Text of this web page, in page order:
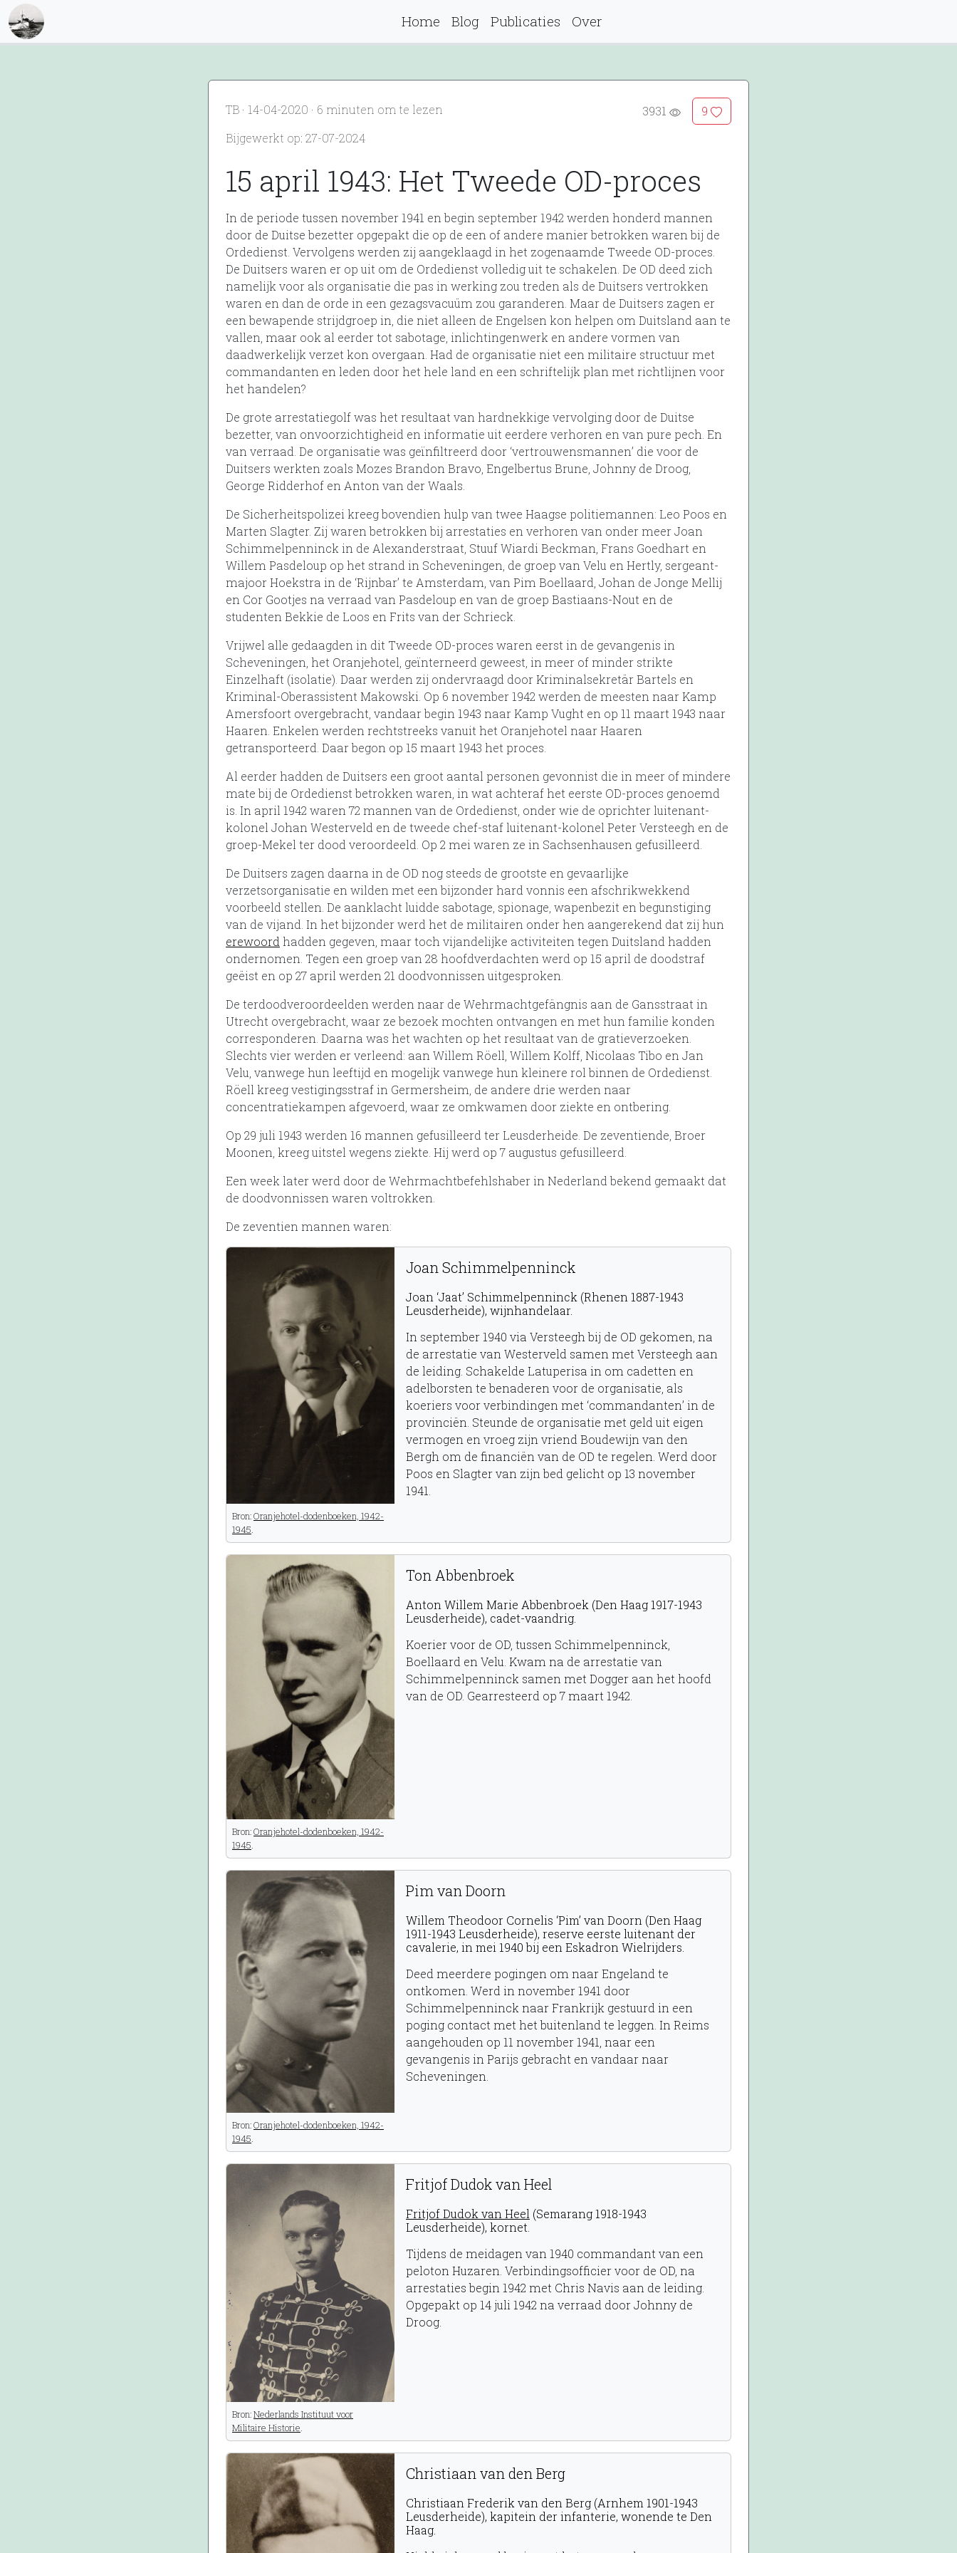
Home Blog Publicaties Over
TB · 14-04-2020 · 6 minuten om te lezen
Bijgewerkt op: 27-07-2024
3931 9
15 april 1943: Het Tweede OD-proces
In de periode tussen november 1941 en begin september 1942 werden honderd mannen
door de Duitse bezetter opgepakt die op de een of andere manier betrokken waren bij de
Ordedienst. Vervolgens werden zij aangeklaagd in het zogenaamde Tweede OD-proces.
De Duitsers waren er op uit om de Ordedienst volledig uit te schakelen. De OD deed zich
namelijk voor als organisatie die pas in werking zou treden als de Duitsers vertrokken
waren en dan de orde in een gezagsvacuüm zou garanderen. Maar de Duitsers zagen er
een bewapende strijdgroep in, die niet alleen de Engelsen kon helpen om Duitsland aan te
vallen, maar ook al eerder tot sabotage, inlichtingenwerk en andere vormen van
daadwerkelijk verzet kon overgaan. Had de organisatie niet een militaire structuur met
commandanten en leden door het hele land en een schriftelijk plan met richtlijnen voor
het handelen?
De grote arrestatiegolf was het resultaat van hardnekkige vervolging door de Duitse
bezetter, van onvoorzichtigheid en informatie uit eerdere verhoren en van pure pech. En
van verraad. De organisatie was geïnfiltreerd door ‘vertrouwensmannen’ die voor de
Duitsers werkten zoals Mozes Brandon Bravo, Engelbertus Brune, Johnny de Droog,
George Ridderhof en Anton van der Waals.
De Sicherheitspolizei kreeg bovendien hulp van twee Haagse politiemannen: Leo Poos en
Marten Slagter. Zij waren betrokken bij arrestaties en verhoren van onder meer Joan
Schimmelpenninck in de Alexanderstraat, Stuuf Wiardi Beckman, Frans Goedhart en
Willem Pasdeloup op het strand in Scheveningen, de groep van Velu en Hertly, sergeant-
majoor Hoekstra in de ‘Rijnbar’ te Amsterdam, van Pim Boellaard, Johan de Jonge Mellij
en Cor Gootjes na verraad van Pasdeloup en van de groep Bastiaans-Nout en de
studenten Bekkie de Loos en Frits van der Schrieck.
Vrijwel alle gedaagden in dit Tweede OD-proces waren eerst in de gevangenis in
Scheveningen, het Oranjehotel, geïnterneerd geweest, in meer of minder strikte
Einzelhaft (isolatie). Daar werden zij ondervraagd door Kriminalsekretär Bartels en
Kriminal-Oberassistent Makowski. Op 6 november 1942 werden de meesten naar Kamp
Amersfoort overgebracht, vandaar begin 1943 naar Kamp Vught en op 11 maart 1943 naar
Haaren. Enkelen werden rechtstreeks vanuit het Oranjehotel naar Haaren
getransporteerd. Daar begon op 15 maart 1943 het proces.
Al eerder hadden de Duitsers een groot aantal personen gevonnist die in meer of mindere
mate bij de Ordedienst betrokken waren, in wat achteraf het eerste OD-proces genoemd
is. In april 1942 waren 72 mannen van de Ordedienst, onder wie de oprichter luitenant-
kolonel Johan Westerveld en de tweede chef-staf luitenant-kolonel Peter Versteegh en de
groep-Mekel ter dood veroordeeld. Op 2 mei waren ze in Sachsenhausen gefusilleerd.
De Duitsers zagen daarna in de OD nog steeds de grootste en gevaarlijke
verzetsorganisatie en wilden met een bijzonder hard vonnis een afschrikwekkend
voorbeeld stellen. De aanklacht luidde sabotage, spionage, wapenbezit en begunstiging
van de vijand. In het bijzonder werd het de militairen onder hen aangerekend dat zij hun
erewoordhadden gegeven, maar toch vijandelijke activiteiten tegen Duitsland hadden
ondernomen. Tegen een groep van 28 hoofdverdachten werd op 15 april de doodstraf
geëist en op 27 april werden 21 doodvonnissen uitgesproken.
De terdoodveroordeelden werden naar de Wehrmachtgefängnis aan de Gansstraat in
Utrecht overgebracht, waar ze bezoek mochten ontvangen en met hun familie konden
corresponderen. Daarna was het wachten op het resultaat van de gratieverzoeken.
Slechts vier werden er verleend: aan Willem Röell, Willem Kolff, Nicolaas Tibo en Jan
Velu, vanwege hun leeftijd en mogelijk vanwege hun kleinere rol binnen de Ordedienst.
Röell kreeg vestigingsstraf in Germersheim, de andere drie werden naar
concentratiekampen afgevoerd, waar ze omkwamen door ziekte en ontbering.
Op 29 juli 1943 werden 16 mannen gefusilleerd ter Leusderheide. De zeventiende, Broer
Moonen, kreeg uitstel wegens ziekte. Hij werd op 7 augustus gefusilleerd.
Een week later werd door de Wehrmachtbefehlshaber in Nederland bekend gemaakt dat
de doodvonnissen waren voltrokken.
De zeventien mannen waren:
Bron:Oranjehotel-dodenboeken, 1942-
1945
Joan Schimmelpenninck
Joan ‘Jaat’ Schimmelpenninck (Rhenen 1887-1943
Leusderheide), wijnhandelaar.
In september 1940 via Versteegh bij de OD gekomen, na
de arrestatie van Westerveld samen met Versteegh aan
de leiding. Schakelde Latuperisa in om cadetten en
adelborsten te benaderen voor de organisatie, als
koeriers voor verbindingen met ‘commandanten’ in de
provinciën. Steunde de organisatie met geld uit eigen
vermogen en vroeg zijn vriend Boudewijn van den
Bergh om de financiën van de OD te regelen. Werd door
Poos en Slagter van zijn bed gelicht op 13 november
1941.
Bron:Oranjehotel-dodenboeken, 1942-
1945.
Ton Abbenbroek
Anton Willem Marie Abbenbroek (Den Haag 1917-1943
Leusderheide), cadet-vaandrig.
Koerier voor de OD, tussen Schimmelpenninck,
Boellaard en Velu. Kwam na de arrestatie van
Schimmelpenninck samen met Dogger aan het hoofd
van de OD. Gearresteerd op 7 maart 1942.
Bron:Oranjehotel-dodenboeken, 1942-
1945
Pim van Doorn
Willem Theodoor Cornelis ‘Pim’ van Doorn (Den Haag
1911-1943 Leusderheide), reserve eerste luitenant der
cavalerie, in mei 1940 bij een Eskadron Wielrijders.
Deed meerdere pogingen om naar Engeland te
ontkomen. Werd in november 1941 door
Schimmelpenninck naar Frankrijk gestuurd in een
poging contact met het buitenland te leggen. In Reims
aangehouden op 11 november 1941, naar een
gevangenis in Parijs gebracht en vandaar naar
Scheveningen.
Bron:Nederlands Instituut voor
Militaire Historie.
Fritjof Dudok van Heel
Fritjof Dudok van Heel (Semarang 1918-1943
Leusderheide), kornet.
Tijdens de meidagen van 1940 commandant van een
peloton Huzaren. Verbindingsofficier voor de OD, na
arrestaties begin 1942 met Chris Navis aan de leiding.
Opgepakt op 14 juli 1942 na verraad door Johnny de
Droog.
Christiaan van den Berg
Christiaan Frederik van den Berg (Arnhem 1901-1943
Leusderheide), kapitein der infanterie, wonende te Den
Haag.